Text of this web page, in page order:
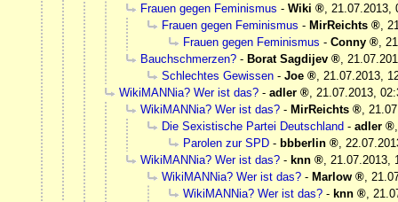
Frauen gegen Feminismus - Wiki
21.07.2013,
Frauen gegen Feminismus - MirReichts
Frauen gegen Feminismus - Conny
Bauchschmerzen? - Borat Sagdijev
Schlechtes Gewissen - Joe
21.07.2013,
WikiMANNia? Wer ist das? - adler
21.07.2013,
WikiMANNia? Wer ist das? - MirReichts
Die Sexistische Partei Deutschland - adler
Parolen zur SPD - bbberlin
WikiMANNia? Wer ist das? - knn
21.07.2013,
WikiMANNia? Wer ist das? - Marlow
WikiMANNia? Wer ist das? - knn